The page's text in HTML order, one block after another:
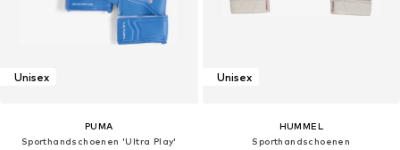
Unisex
PUMA
Sporthandschoenen 'Ultra Play'
Unisex
HUMMEL
Sporthandschoenen